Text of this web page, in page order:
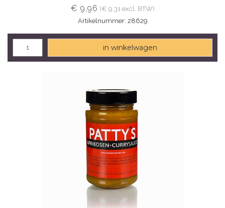
€ 9,96 (€ 9,31 excl. BTW)
Artikelnummer: 28629
in winkelwagen